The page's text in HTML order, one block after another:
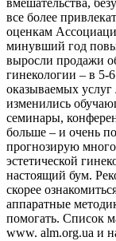
вмешательства,
все более
оценкам
минувший год
выросли продажи
гинекологии – в 5-
оказываемых услуг
изменились
семинары,
больше – и очень
прогнозирую
эстетической
настоящий бум.
скорее
аппаратные
помогать. Список
www. alm.org.ua и